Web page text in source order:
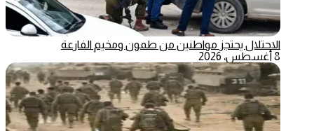
الاحتلال يحتجز مواطنين من طمون ومخيم الفارعة
8 أغسطس، 2026